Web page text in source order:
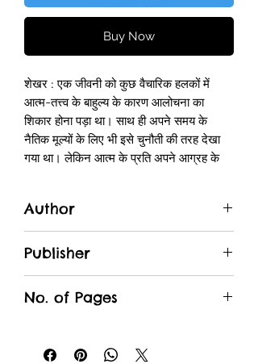
Buy Now
शेखर : एक जीवनी को कुछ वैचारिक हलकों में
आत्म-तत्त्व के बाहुल्य के कारण आलोचना का
शिकार होना पड़ा था। साथ ही अपने समय के
नैतिक मूल्यों के लिए भी इसे चुनौती की तरह देखा
गया था। लेकिन आत्म के प्रति अपने आग्रह के
है। अगर ऐसा होता तो शेखर अपने समय-समाज के
ऐसे-ऐसे प्रश्नों से नहीं जूझता जो उस समय
स्वाधीनता आन्दोलन के नेतृत्वकारी विचारकों-
जैसा कि स्वयं अज्ञेय ने संकेत किया है, शेखर अपने
Author
Publisher
No. of Pages